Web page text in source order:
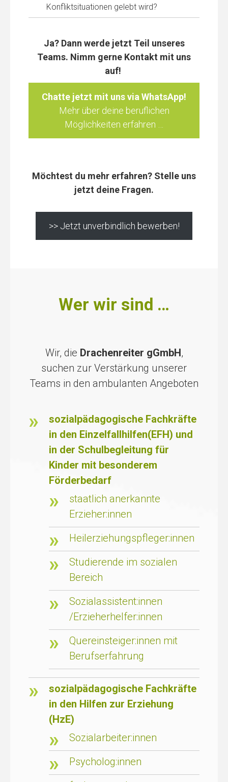
Konfliktsituationen gelebt wird?
Ja? Dann werde jetzt Teil unseres
Teams. Nimm gerne Kontakt mit uns
auf!
Chatte jetzt mit uns via WhatsApp!
Mehr über deine beruflichen
Möglichkeiten erfahren …
Möchtest du mehr erfahren? Stelle uns
jetzt deine Fragen.
>> Jetzt unverbindlich bewerben!
Wer wir sind …
Wir, die Drachenreiter gGmbH,
suchen zur Verstärkung unserer
Teams in den ambulanten Angeboten
sozialpädagogische Fachkräfte
in den Einzelfallhilfen(EFH) und
in der Schulbegleitung für
Kinder mit besonderem
Förderbedarf
staatlich anerkannte
Erzieher:innen
Heilerziehungspfleger:innen
Studierende im sozialen
Bereich
Sozialassistent:innen
/Erzieherhelfer:innen
Quereinsteiger:innen mit
Berufserfahrung
sozialpädagogische Fachkräfte
in den Hilfen zur Erziehung
(HzE)
Sozialarbeiter:innen
Psycholog:innen